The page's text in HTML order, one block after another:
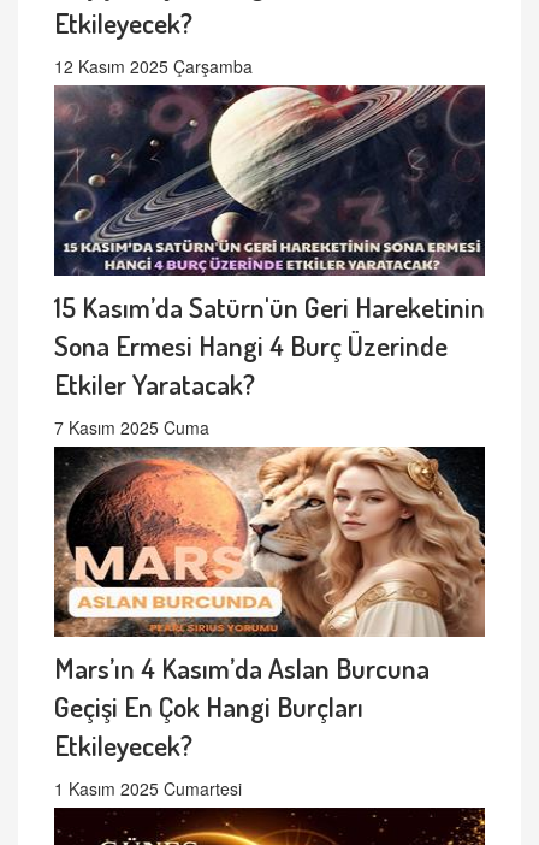
Etkileyecek?
12 Kasım 2025 Çarşamba
15 Kasım’da Satürn'ün Geri Hareketinin
Sona Ermesi Hangi 4 Burç Üzerinde
Etkiler Yaratacak?
7 Kasım 2025 Cuma
Mars’ın 4 Kasım’da Aslan Burcuna
Geçişi En Çok Hangi Burçları
Etkileyecek?
1 Kasım 2025 Cumartesi